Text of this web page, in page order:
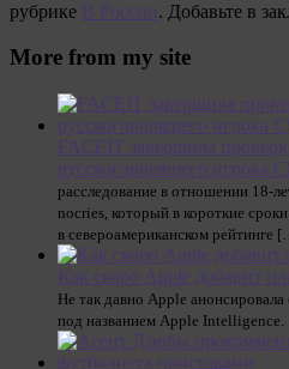
рубрике В России. Добавьте в
More from my site
FACEIT завершила
русскоговорящего игрока
расследование в отношении 18-
nocries, который в короткие
в североамериканском рейтинге
Как скоро Apple добавит
Не так давно Apple
под названием Apple Intelligence.